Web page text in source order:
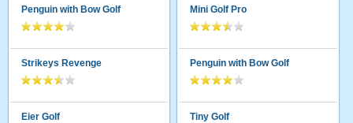
Penguin with Bow Golf
Strikeys Revenge
Eier Golf
Mini Golf Pro
Penguin with Bow Golf
Tiny Golf